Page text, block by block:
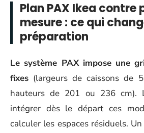
Plan PAX Ikea contre
mesure : ce qui
préparation
Le système PAX impose une
fixes (largeurs de caissons de
hauteurs de 201 ou 236 cm).
intégrer dès le départ ces
calculer les espaces résiduels.